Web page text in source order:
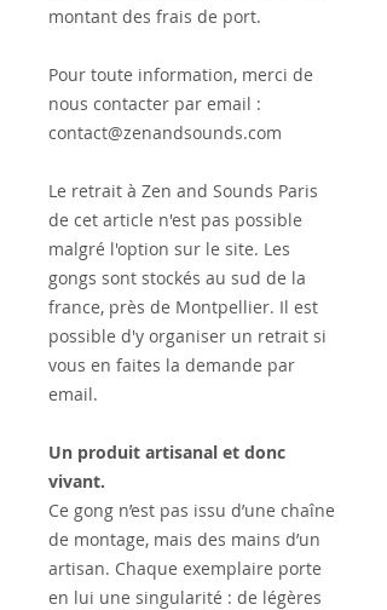
montant des frais de port.
Pour toute information, merci de
nous contacter par email :
contact@zenandsounds.com
Le retrait à Zen and Sounds Paris
de cet article n'est pas possible
malgré l'option sur le site. Les
gongs sont stockés au sud de la
france, près de Montpellier. Il est
possible d'y organiser un retrait si
vous en faites la demande par
email.
Un produit artisanal et donc
vivant.
Ce gong n’est pas issu d’une chaîne
de montage, mais des mains d’un
artisan. Chaque exemplaire porte
en lui une singularité : de légères